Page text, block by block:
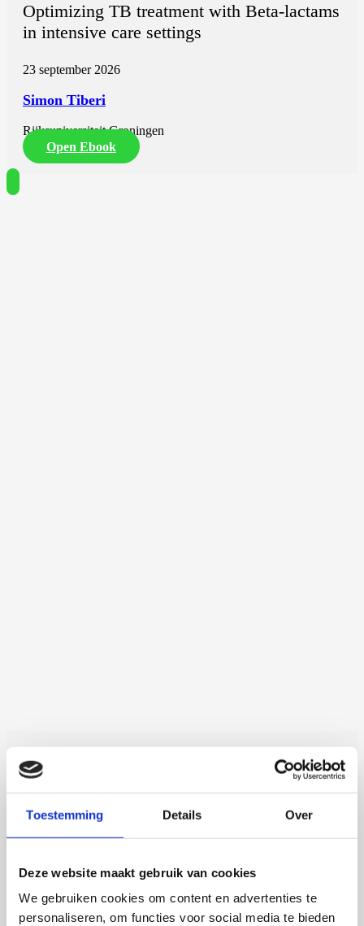
Toestemming Details Over
Deze website maakt gebruik van cookies
We gebruiken cookies om content en advertenties te
personaliseren, om functies voor social media te bieden
Optimizing TB treatment with Beta-lactams
in intensive care settings
23 september 2026
Simon Tiberi
Rijksuniversiteit Groningen
Open Ebook
Martijn de Roij
Auxin Response Factor Proteolysis
Wageningen University
Open Ebook